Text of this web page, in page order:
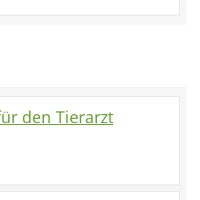
den Tierarzt